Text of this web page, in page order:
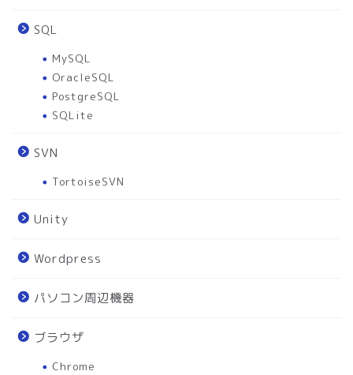
SQL
MySQL
OracleSQL
PostgreSQL
SQLite
SVN
TortoiseSVN
Unity
Wordpress
パソコン周辺機器
ブラウザ
Chrome